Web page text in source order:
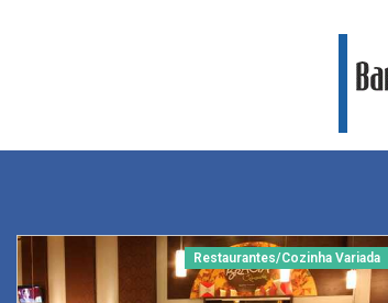
Restaurantes/Cozinha Variada